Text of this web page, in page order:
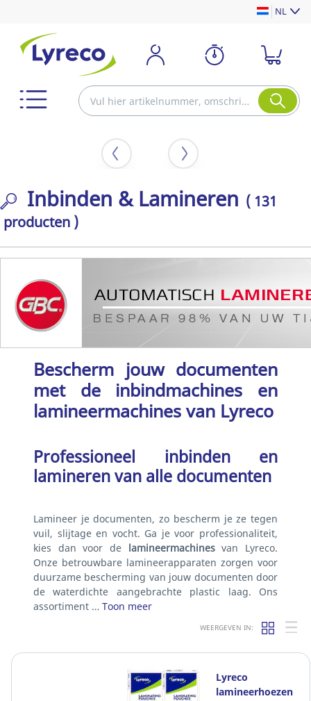
NL
Inbinden & Lamineren ( 131
producten )
Bescherm jouw documenten
met de inbindmachines en
lamineermachines van Lyreco
Professioneel inbinden en
lamineren van alle documenten
Lamineer je documenten, zo bescherm je ze tegen
vuil, slijtage en vocht. Ga je voor professionaliteit,
kies dan voor de lamineermachinesvan Lyreco.
Onze betrouwbare lamineerapparaten zorgen voor
duurzame bescherming van jouw documenten door
de waterdichte aangebrachte plastic laag. Ons
assortiment … Toon meer
WEERGEVEN IN:
Lyreco
lamineerhoezen